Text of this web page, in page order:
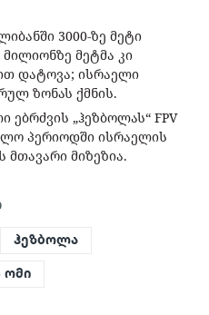
3000-ზე მეტი
მეტმა კი
დატოვა; ისრაელი
ზონას ქმნის.
„ჰეზბოლას“ FPV
პერიოდში ისრაელის
მთავარი მიზეზია.
ჰეზბოლა
ომი